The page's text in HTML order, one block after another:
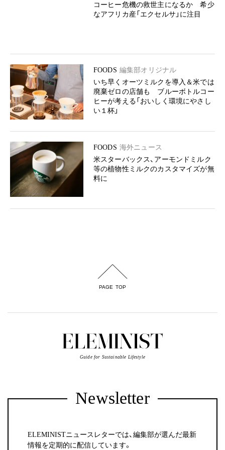
コーヒー危機の救世主になるか 希少
なアフリカ産「エクセルサ」に注目
FOODS 編集部オリジナル
いち早くオーツミルクを導入＆米では
廃棄ゼロの店舗も ブルーボトルコー
ヒーが考える「おいしく環境にやさし
い１杯」
FOODS 海外ニュース
米スターバックス、アーモンドミルク
等の植物性ミルクのカスタマイズが無
料に
PAGE TOP
Guide for Sustainable Lifestyle
Newsletter
ELEMINISTニュースレターでは、編集部が選んだ最新
情報を定期的に配信しています。